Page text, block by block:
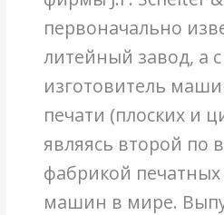
первоначально
литейный завод, а с
изготовитель
печати (плоских и
являясь второй по
фабрикой
машин в мире.